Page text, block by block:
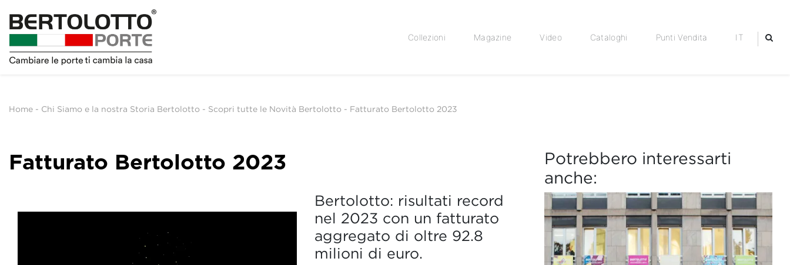
Collezioni Magazine Video Cataloghi Punti Vendita IT
Home - Chi Siamo e la nostra Storia Bertolotto - Scopri tutte le Novità Bertolotto - Fatturato Bertolotto 2023
Fatturato Bertolotto 2023
Bertolotto: risultati record
nel 2023 con un fatturato
aggregato di oltre 92.8
milioni di euro.
Potrebbero interessarti
anche: